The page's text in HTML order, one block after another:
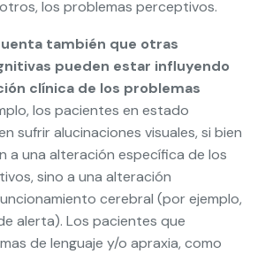
los problemas perceptivos.
también que otras
pueden estar influyendo
clínica de los problemas
los pacientes en estado
sufrir alucinaciones visuales, si bien
a una alteración específica de los
sino a una alteración
cerebral (por ejemplo,
alerta). Los pacientes que
de lenguaje y/o apraxia, como